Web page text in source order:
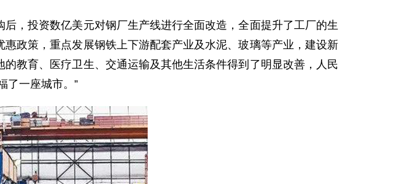
投资数亿美元对钢厂生产线进行全面改造，全面提升了工厂的生
政策，重点发展钢铁上下游配套产业及水泥、玻璃等产业，建设新
教育、医疗卫生、交通运输及其他生活条件得到了明显改善，人民
了一座城市。”